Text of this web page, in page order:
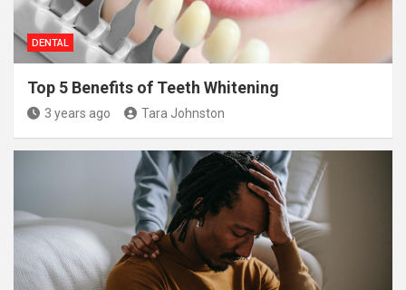
DENTAL
Top 5 Benefits of Teeth Whitening
3 years ago Tara Johnston